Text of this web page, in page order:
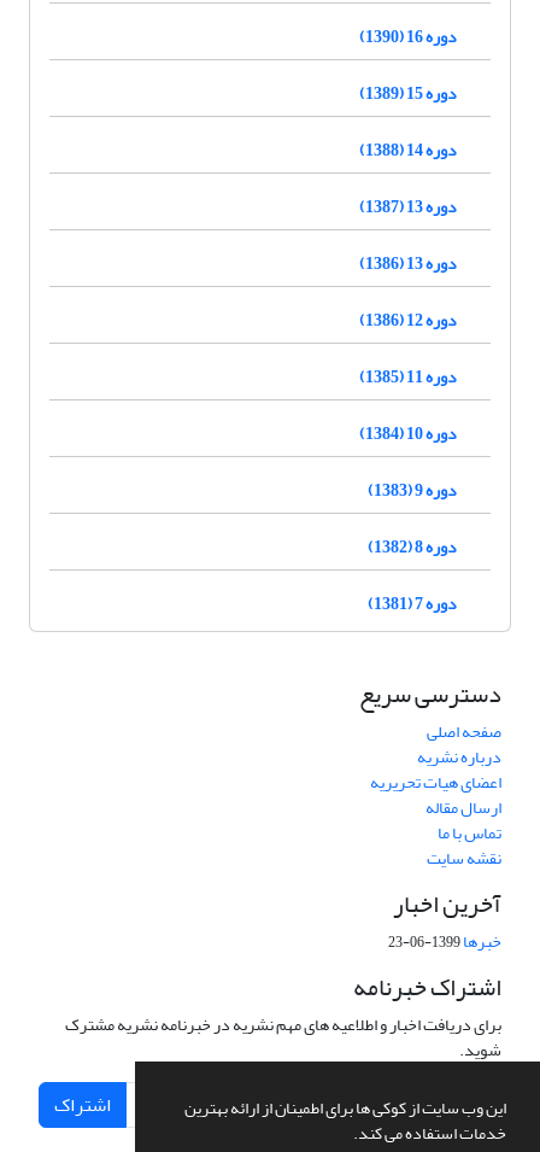
این وب سایت از کوکی ها برای اطمینان از ارائه بهترین
خدمات استفاده می کند.
دوره 16 (1390)
دوره 15 (1389)
دوره 14 (1388)
دوره 13 (1387)
دوره 13 (1386)
دوره 12 (1386)
دوره 11 (1385)
دوره 10 (1384)
دوره 9 (1383)
دوره 8 (1382)
دوره 7 (1381)
دسترسی سریع
صفحه اصلی
درباره نشریه
اعضای هیات تحریریه
ارسال مقاله
تماس با ما
نقشه سایت
آخرین اخبار
خبرها1399-06-23
اشتراک خبرنامه
برای دریافت اخبار و اطلاعیه های مهم نشریه در خبرنامه نشریه مشترک
شوید.
اشتراک